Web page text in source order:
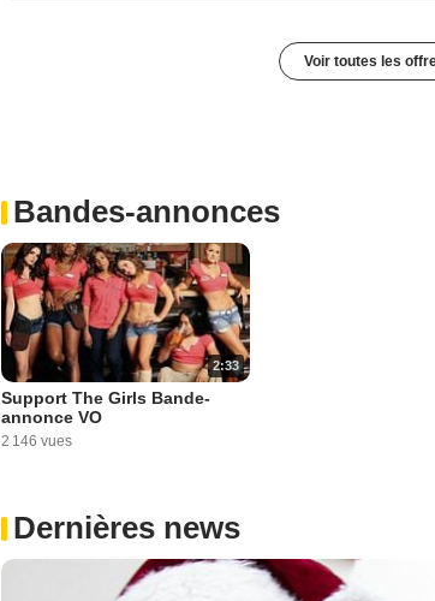
Voir toutes les
Bandes-annonces
2:33
Support The Girls Bande-
annonce VO
2 146 vues
Dernières news